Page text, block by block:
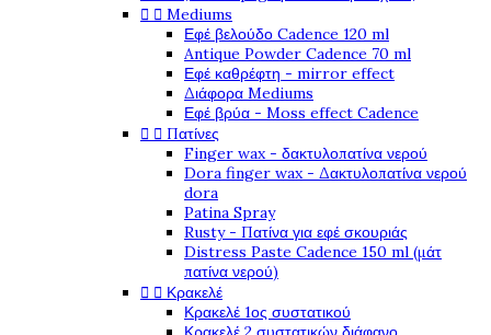
  Mediums
Εφέ βελούδο Cadence 120 ml
Antique Powder Cadence 70 ml
Εφέ καθρέφτη - mirror effect
Διάφορα Mediums
Εφέ βρύα - Moss effect Cadence
  Πατίνες
Finger wax - δακτυλοπατίνα νερού
Dora finger wax - Δακτυλοπατίνα νερού
dora
Patina Spray
Rusty - Πατίνα για εφέ σκουριάς
Distress Paste Cadence 150 ml (μάτ
πατίνα νερού)
  Κρακελέ
Κρακελέ 1ος συστατικού